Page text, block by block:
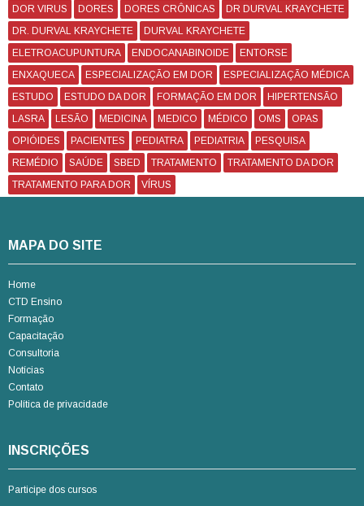
DOR VIRUS
DORES DORES CRÔNICAS
DR DURVAL KRAYCHETE
DR. DURVAL KRAYCHETE
DURVAL KRAYCHETE
ELETROACUPUNTURA
ENDOCANABINOIDE
ENTORSE
ENXAQUECA
ESPECIALIZAÇÃO EM DOR
ESPECIALIZAÇÃO MÉDICA
ESTUDO
ESTUDO DA DOR FORMAÇÃO EM DOR
HIPERTENSÃO
LASRA
LESÃO MEDICINA MEDICO MÉDICO OMS
OPAS
OPIÓIDES
PACIENTES PEDIATRA PEDIATRIA
PESQUISA
REMÉDIO
SAÚDE SBED TRATAMENTO
TRATAMENTO DA DOR
TRATAMENTO PARA DOR
VÍRUS
MAPA DO SITE
Home
CTD Ensino
Formação
Capacitação
Consultoria
Notícias
Contato
Política de privacidade
INSCRIÇÕES
Participe dos cursos